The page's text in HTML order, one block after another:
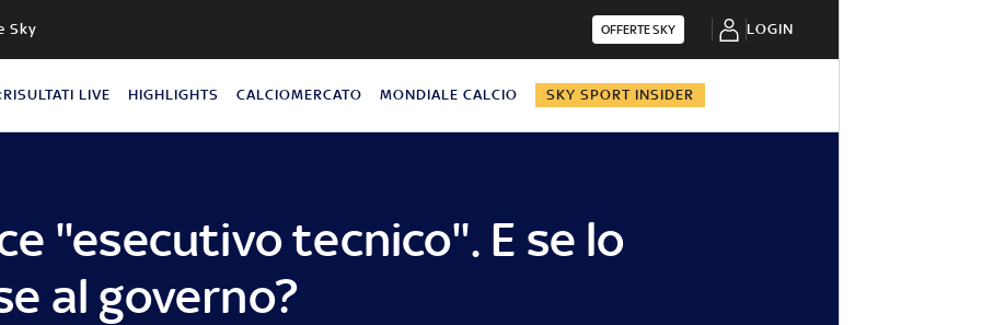
Sky OFFERTE SKY LOGIN
RISULTATI LIVE HIGHLIGHTS CALCIOMERCATO MONDIALE CALCIO SKY SPORT INSIDER
"esecutivo tecnico". E se lo
al governo?